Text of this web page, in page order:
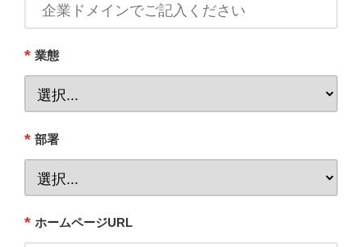
* 業態
* 部署
* ホームページURL